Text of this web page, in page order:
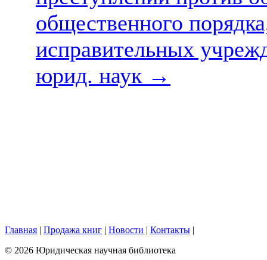
общественного
исправительных
юрид. наук →
Главная | Продажа книг | Новости | Контакты |
© 2026 Юридическая научная библиотека